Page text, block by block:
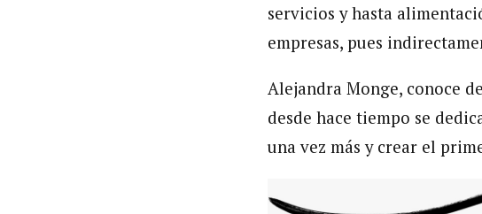
servicios y hasta
empresas, pues
Alejandra Monge, conoce
desde hace tiempo se
una vez más y crear el